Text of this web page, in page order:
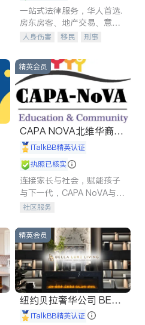
一站式法律服务，华人首选.
房东房客、地产交易、意外
伤害、车祸重伤、商业诉
建筑合同、刑事案件全包办
人身伤害 移民
刑事
信托/遗嘱
商业
索赔
律师-其它 保释
精英会员
CAPA NOVA北维华裔家
长会iTalkBB精英认证
执照已核实
连接家长与社会，赋能孩子
与下一代，CAPA NoVA与您
携手建设包容、公平、充满
社区服务
精英会员
纽约贝拉奢华公司 BELL
A LUXE
iTalkBB精英认证